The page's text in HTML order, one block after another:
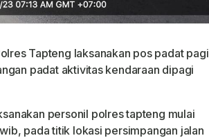
Tapteng laksanakan pos padat pagi
padat aktivitas kendaraan dipagi
personil polres tapteng mulai
pada titik lokasi persimpangan jalan